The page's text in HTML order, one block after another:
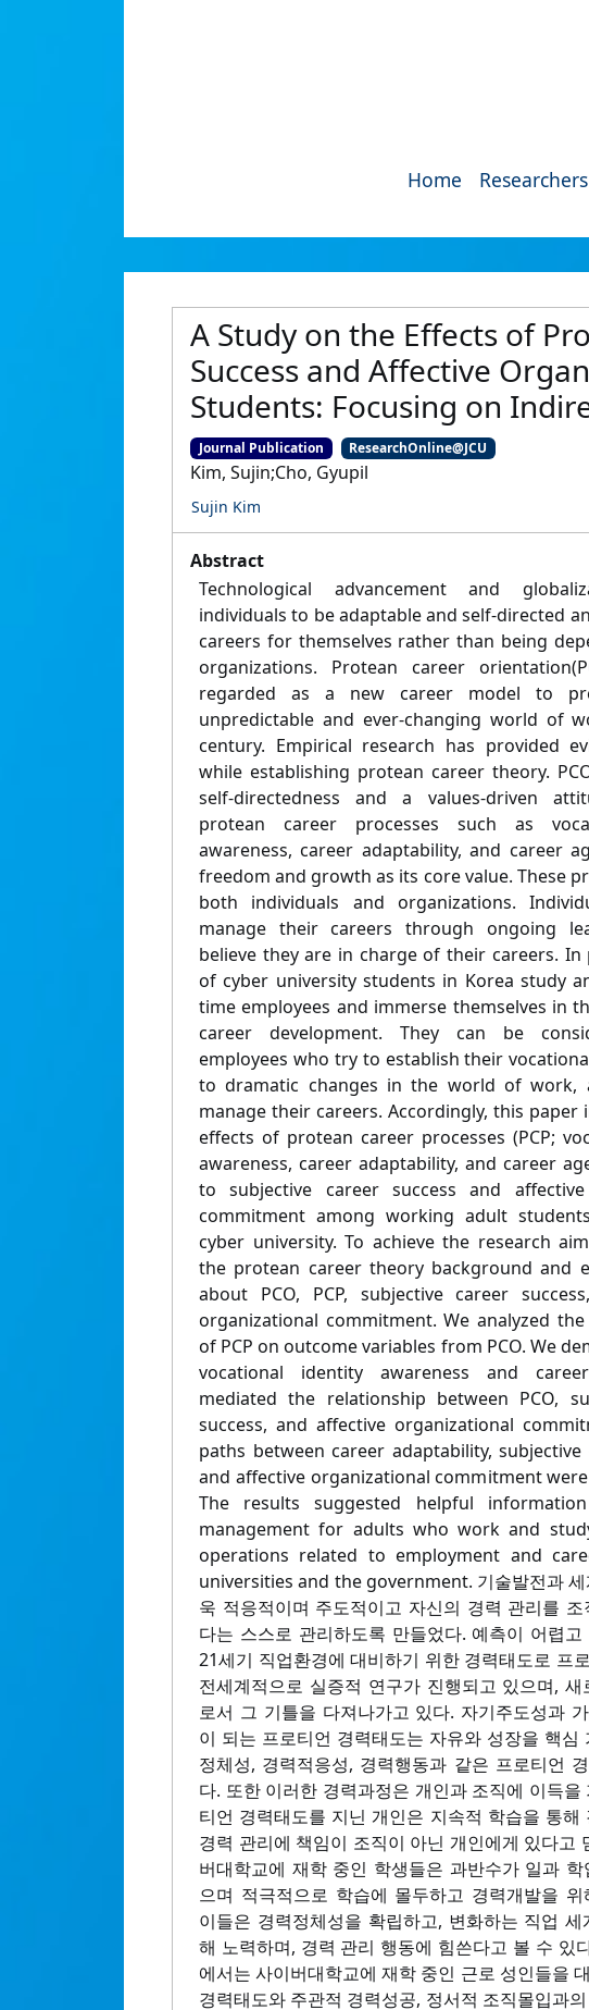
Home Researchers
A Study on the Effects of
Success and Affective
Students: Focusing on
Journal Publication ResearchOnline@JCU
Kim, Sujin;Cho, Gyupil
Sujin Kim
Abstract
Technological advancement and
individuals to be adaptable and self-directed
careers for themselves rather than being
organizations. Protean career
regarded as a new career model to
unpredictable and ever-changing world of
century. Empirical research has provided
while establishing protean career theory.
self-directedness and a values-driven
protean career processes such as
awareness, career adaptability, and career
freedom and growth as its core value. These
both individuals and organizations.
manage their careers through ongoing
believe they are in charge of their careers. In
of cyber university students in Korea study
time employees and immerse themselves in
career development. They can be
employees who try to establish their
to dramatic changes in the world of work,
manage their careers. Accordingly, this paper
effects of protean career processes (PCP;
awareness, career adaptability, and career
to subjective career success and affective
commitment among working adult
cyber university. To achieve the research
the protean career theory background and
about PCO, PCP, subjective career
organizational commitment. We analyzed
of PCP on outcome variables from PCO. We
vocational identity awareness and
mediated the relationship between PCO,
success, and affective organizational
paths between career adaptability, subjective
and affective organizational commitment
The results suggested helpful
management for adults who work and
operations related to employment and
universities and the government. 기술발전과 세
욱 적응적이며 주도적이고 자신의 경력 관리를
다는 스스로 관리하도록 만들었다. 예측이 어렵
21세기 직업환경에 대비하기 위한 경력태도로 프
전세계적으로 실증적 연구가 진행되고 있으며,
로서 그 기틀을 다져나가고 있다. 자기주도성과
이 되는 프로티언 경력태도는 자유와 성장을 핵심
정체성, 경력적응성, 경력행동과 같은 프로티언
다. 또한 이러한 경력과정은 개인과 조직에 이득을
티언 경력태도를 지닌 개인은 지속적 학습을 통해
경력 관리에 책임이 조직이 아닌 개인에게 있다고
버대학교에 재학 중인 학생들은 과반수가 일과 학
으며 적극적으로 학습에 몰두하고 경력개발을 위
이들은 경력정체성을 확립하고, 변화하는 직업 세
해 노력하며, 경력 관리 행동에 힘쓴다고 볼 수 있
에서는 사이버대학교에 재학 중인 근로 성인들을
경력태도와 주관적 경력성공, 정서적 조직몰입과